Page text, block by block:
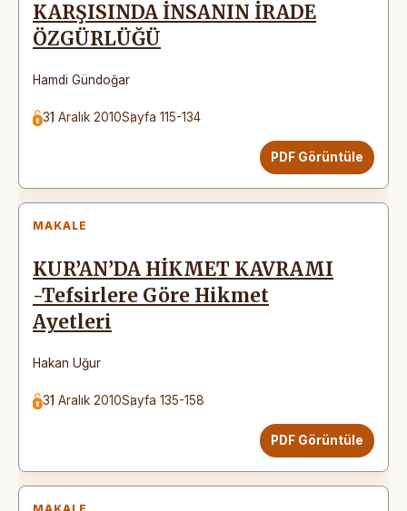
KARŞISINDA İNSANIN İRADE
ÖZGÜRLÜĞÜ
Hamdi Gündoğar
31 Aralık 2010Sayfa 115-134
PDF Görüntüle
MAKALE
KUR’AN’DA HİKMET KAVRAMI
-Tefsirlere Göre Hikmet
Ayetleri
Hakan Uğur
31 Aralık 2010Sayfa 135-158
PDF Görüntüle